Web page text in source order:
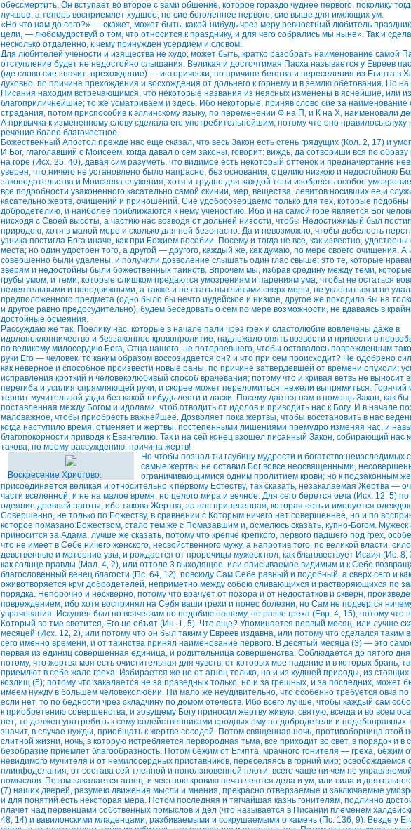
обессмертить. Он вступает во второе с вами общение, которое гораздо чуднее первого, поколику
лучшее, а теперь восприемлет худшее; но сие боголепнее первого, сие выше для имеющих ум.
«Но что нам до сего?» — скажет, может быть, какой-нибудь чрез меру ревностный любитель
цели, — любомудрствуй о том, что относится к празднику, и для чего собрались мы ныне». Так и
несколько отдаленно, к чему принужден усердием и словом.
Для любителей учености и изящества не худо, может быть, кратко разобрать наименование самой
отступление будет не недостойно слышания. Великая и досточтимая Пасха называется у Евреев
(где слово сие значит: прехождение) — исторически, по причине бегства и переселения из Египта в
духовно, по причине прехождения и восхождения от дольнего к горнему и в землю обетования. Но на
Писания находим встречающимся, что некоторые названия из неясных изменены в яснейшие, или
благоприличнейшие; то же усматриваем и здесь. Ибо некоторые, приняв слово сие за наименование
страдания, потом приспособив к эллинскому языку, по переменении Ф на П, и К на X, наименовали
А привычка к измененному слову сделала его употребительнейшим; потому что оно нравилось слуху
речение более благочестное.
Божественный Апостол прежде нас еще сказал, что весь Закон есть стень грядущих (Кол. 2, 17) и
И Бог, глаголавший с Моисеем, когда давал о сем законы, говорит: виждь, да сотвориши вся по
на горе (Исх. 25, 40), давая сим разуметь, что видимое есть некоторый оттенок и предначертание
уверен, что ничего не установлено было напрасно, без основания, с целию низкою и недостойною
законодательства и Моисеева служения, хотя и трудно для каждой тени изобресть особое
все подробности узаконенного касательно самой скинии, мер, вещества, левитов носивших ее и
касательно жертв, очищений и приношений. Сие удобосозерцаемо только для тех, которые
добродетелию, и наиболее приближаются к нему ученостию. Ибо и на самой горе является Бог
нисходя с Своей высоты, а частию нас возводя от дольней низости, чтобы Недостижимый был
природою, хотя в малой мере и сколько для ней безопасно. Да и невозможно, чтобы дебелость
узника постигла Бога иначе, как при Божием пособии. Посему и тогда не все, как известно, удостоены
места; но один удостоен того, а другой — другого, каждый же, как думаю, по мере своего очищения. А
совершенно были удалены, и получили дозволение слышать один глас свыше; это те, которые
зверям и недостойны были божественных таинств. Впрочем мы, избрав средину между теми,
грубы умом, и теми, которые слишком предаются умозрениям и парениям ума, чтобы не остаться
недеятельными и неподвижными, а также и не стать пытливыми сверх меры, не уклониться и не
предположенного предмета (одно было бы нечто иудейское и низкое, другое же походило бы на
и другое равно предосудительно), будем беседовать о сем по мере возможности, не вдаваясь в
достойные осмеяния.
Рассуждаю же так. Поелику нас, которые в начале пали чрез грех и сластолюбие вовлечены даже в
идолопоклонничество и беззаконное кровопролитие, надлежало опять возвести и привести в
по великому милосердию Бога, Отца нашего, не потерпевшего, чтобы оставалось поврежденным
руки Его — человек: то каким образом воссозидается он? и что при сем происходит? Не одобрено
как неверное и способное произвести новые раны, по причине затвердевшей от времени опухоли;
исправления кроткий и человеколюбивый способ врачевания; потому что и кривая ветвь не выносит
перегиба и усилия спрямляющей руки, и скорее может переломиться, нежели выпрямиться. Горячий
терпит мучительной узды без какой-нибудь лести и ласки. Посему дается нам в помощь Закон, как бы
поставленная между Богом и идолами, чтоб отводить от идолов и приводить нас к Богу. И в начале
маловажное, чтобы приобресть важнейшее. Дозволяет пока жертвы, чтобы восстановить в нас
когда наступило время, отменяет и жертвы, постепенными лишениями премудро изменяя нас, и
благопокорности приводя к Евангелию. Так и на сей конец взошел писанный Закон, собирающий нас
такова, по моему рассуждению, причина жертв!
Воскресение Христово.
Но чтобы познал ты глубину мудрости и богатство неизследимых
самые жертвы не оставил Бог вовсе неосвященными,
ограничивающимися одним пролитием крови; но к подзаконным
присоединяется великая и относительно к первому Естеству, так сказать, незакалаемая Жертва —
части вселенной, и не на малое время, но целого мира и вечное. Для сего берется овча (Исх. 12, 5)
одеяние древней наготы; ибо такова Жертва, за нас принесенная, которая есть и именуется
Совершенно, не только по Божеству, в сравнении с Которым ничего нет совершеннее, но и по
которое помазано Божеством, стало тем же с Помазавшим и, осмелюсь сказать, купно-Богом. Мужеск
приносится за Адама, лучше же сказать, потому что крепче крепкого, первого падшего под грех,
что не имеет в Себе ничего женского, несвойственного мужу, а напротив того, по великой власти,
девственные и матерние узы, и рождается от пророчицы мужеск пол, как благовествует Исаия (Ис. 8,
как солнце правды (Мал. 4, 2), или оттоле 3 выходящее, или описываемое видимым и к Себе
благословенный венец благости (Пс. 64, 12), повсюду Сам Себе равный и подобный, а сверх сего и
оживотворяется круг добродетелей, неприметно между собою сливающихся и растворяющихся по
порядка. Непорочно и нескверно, потому что врачует от позора и от недостатков и скверн,
повреждением; ибо хотя воспринял на Себя ваши грехи и понес болезни, но Сам не подвергся
уврачевания. Искушен был по всяческим по подобию нашему, но разве греха (Евр. 4, 15); потому что
Который во тме светится, Его не объят (Ин. 1, 5). Что еще? Упоминается первый месяц, или лучше
месяцей (Исх. 12, 2), или потому что он был таким у Евреев издавна, или потому что сделался таким
сего именно времени, и от таинства принял наименование первого. В десятый месяца (3) — это
первая из единиц совершенная единица, и родительница совершенства. Соблюдается до пятого
потому, что жертва моя есть очистительная для чувств, от которых мое падение и в которых брань,
приемлют в себе жало греха. Избирается же не от агнец только, но и из худшей природы, из стоящих
козлищ (5); потому что закалается не за праведных только, но и за грешных, и за последних, может
имеем нужду в большем человеколюбии. Ни мало же неудивительно, что особенно требуется овча по
если нет, то по бедности чрез складчину по домом отечеств. Ибо всего лучше, чтобы каждый сам
к приобретению совершенства, и зовущему Богу приносил жертву живую, святую, всегда и во всем
нет; то должен употребить к сему содейственниками сродных ему по добродетели и подобонравных.
значит, в случае нужды, приобщать к жертве соседей. Потом священная ночь, противоборница этой
слитной жизни, ночь, в которую истребляется первородная тьма, все приходит во свет, в порядок и в
безобразие приемлет благообразность. Потом бежим от Египта, мрачного гонителя — греха, бежим
невидимого мучителя и от немилосердных приставников, переселяясь в горний мир; освобождаемся
плинфоделания, от состава сей тленной и поползновенной плоти, всего чаще ни чем не
помыслов. Потом закалается агнец, и честною кровию печатлеются дела и ум, или сила и
(7) наших дверей, разумею движения мысли и мнения, прекрасно отверзаемые и заключаемые
и для понятий есть некоторая мера. Потом последняя и тягчайшая казнь гонителям, подлинно
плачет над первенцами собственных помыслов и дел (что называется в Писании племенем
48, 14) и вавилонскими младенцами, разбиваемыми и сокрушаемыми о камень (Пс. 136, 9). Везде у